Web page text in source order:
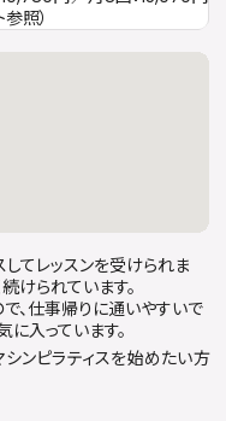
照）
てレッスンを受けられま
けられています。
、仕事帰りに通いやすいで
入っています。
ンピラティスを始めたい方